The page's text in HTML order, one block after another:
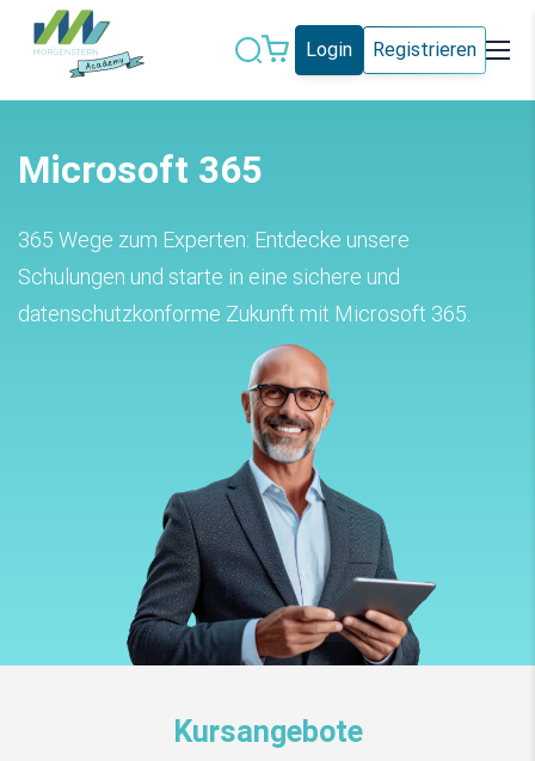
Login Registrieren
Marketing Microsoft 365
Schweiz Social Media
Microsoft 365
365 Wege zum Experten: Entdecke unsere
Schulungen und starte in eine sichere und
datenschutzkonforme Zukunft mit Microsoft 365.
Kursangebote